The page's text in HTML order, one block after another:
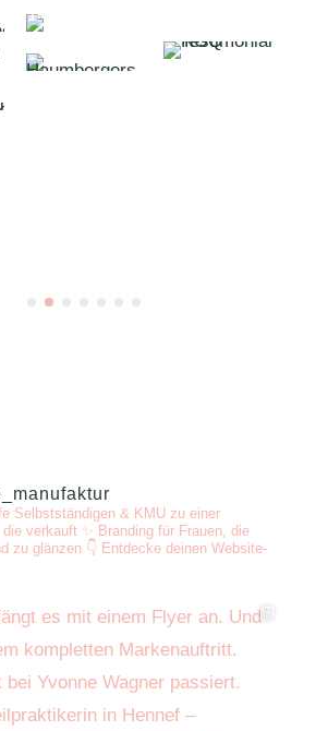
unsere Erwartungen weit
Verena an unserer Seite
Selbstständigen & KMU zu einer
verkauft✨ Branding für Frauen, die
zu glänzen👇 Entdecke deinen Website-